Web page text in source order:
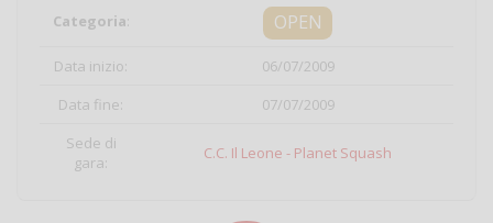
Categoria: OPEN
Data inizio:
06/07/2009
Data fine:
07/07/2009
Sede di
gara:
C.C. Il Leone - Planet Squash